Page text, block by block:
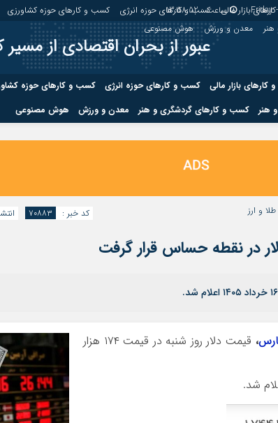
ساعت :13:58:53 بازار مالی کسب و کارهای حوزه انرژی کسب و کارهای حوزه کشاورزی
معدن و ورزش هوش مصنوعی
عبور از بحران اقتصادی از
بازار مالی کسب و کارهای حوزه انرژی کسب و کارهای حوزه
هنر کسب و کارهای گردشگری و هنر معدن و ورزش هوش مصنوعی
درباره ما
و کارهای حوزه کشاورزی
طلا و ارز کد خبر : ۷۰۸۸۳
در نقطه حساس قرار گرفت
،
قیمت دلار روز شنبه در قیمت ۱۷۴ هزار